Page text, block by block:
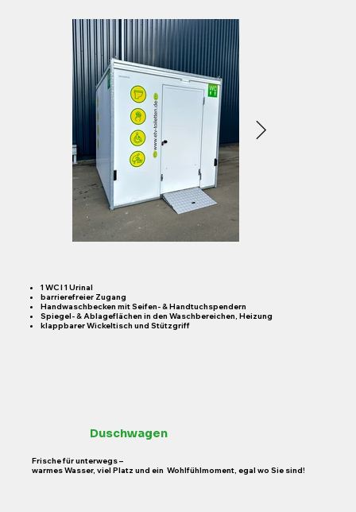
Frische für unterwegs –
warmes Wasser, viel Platz und ein Wohlfühlmoment, egal wo Sie sind!
Duschwagen
​1 WC I 1 Urinal
barrierefreier Zugang
​Handwaschbecken mit Seifen- & Handtuchspendern
Spiegel- & Ablageflächen in den Waschbereichen, Heizung
klappbarer Wickeltisch und Stützgriff